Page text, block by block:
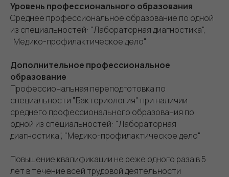
Уровень профессионального образования
Среднее профессиональное образование по одной
из специальностей: "Лабораторная диагностика",
"Медико-профилактическое дело"
Дополнительное профессиональное
образование
Профессиональная переподготовка по
специальности "Бактериология" при наличии
среднего профессионального образования по
одной из специальностей: "Лабораторная
диагностика", "Медико-профилактическое дело"
Повышение квалификации не реже одного раза в 5
лет в течение всей трудовой деятельности